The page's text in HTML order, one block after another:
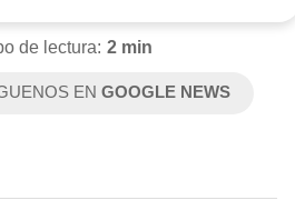
de lectura: 2 min
ENGOOGLE NEWS